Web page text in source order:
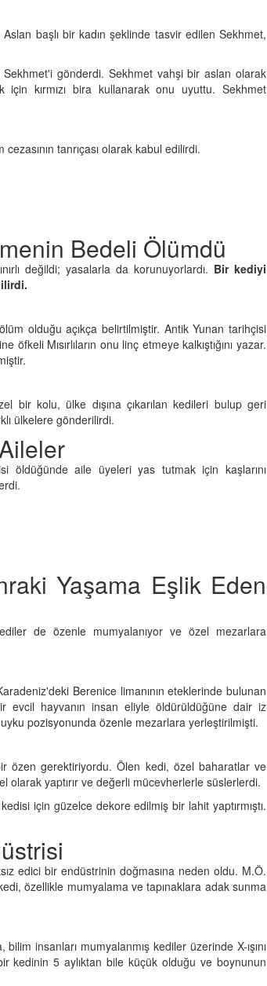
başlı bir kadın şeklinde tasvir edilen Sekhmet,
Sekhmet'i gönderdi. Sekhmet vahşi bir aslan olarak
için kırmızı bira kullanarak onu uyuttu. Sekhmet
tanrıçası olarak kabul edilirdi.
Bedeli Ölümdü
değildi; yasalarla da korunuyorlardı. Bir kediyi
olduğu açıkça belirtilmiştir. Antik Yunan tarihçisi
Mısırlıların onu linç etmeye kalkıştığını yazar.
bir kolu, ülke dışına çıkarılan kedileri bulup geri
ülkelere gönderilirdi.
öldüğünde aile üyeleri yas tutmak için kaşlarını
Yaşama Eşlik Eden
de özenle mumyalanıyor ve özel mezarlara
Berenice limanının eteklerinde bulunan
evcil hayvanın insan eliyle öldürüldüğüne dair iz
pozisyonunda özenle mezarlara yerleştirilmişti.
özen gerektiriyordu. Ölen kedi, özel baharatlar ve
olarak yaptırır ve değerli mücevherlerle süslerlerdi.
için güzelce dekore edilmiş bir lahit yaptırmıştı.
edici bir endüstrinin doğmasına neden oldu. M.Ö.
özellikle mumyalama ve tapınaklara adak sunma
insanları mumyalanmış kediler üzerinde X-ışını
kedinin 5 aylıktan bile küçük olduğu ve boynunun